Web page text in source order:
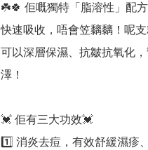
☘️🍀 佢嘅獨特「脂溶性」配
快速吸收，唔會笠黐黐！呢
可以深層保濕、抗皺抗氧化
澤！
💓 佢有三大功效💓
1️⃣ 消炎去痘，有效舒緩濕疹